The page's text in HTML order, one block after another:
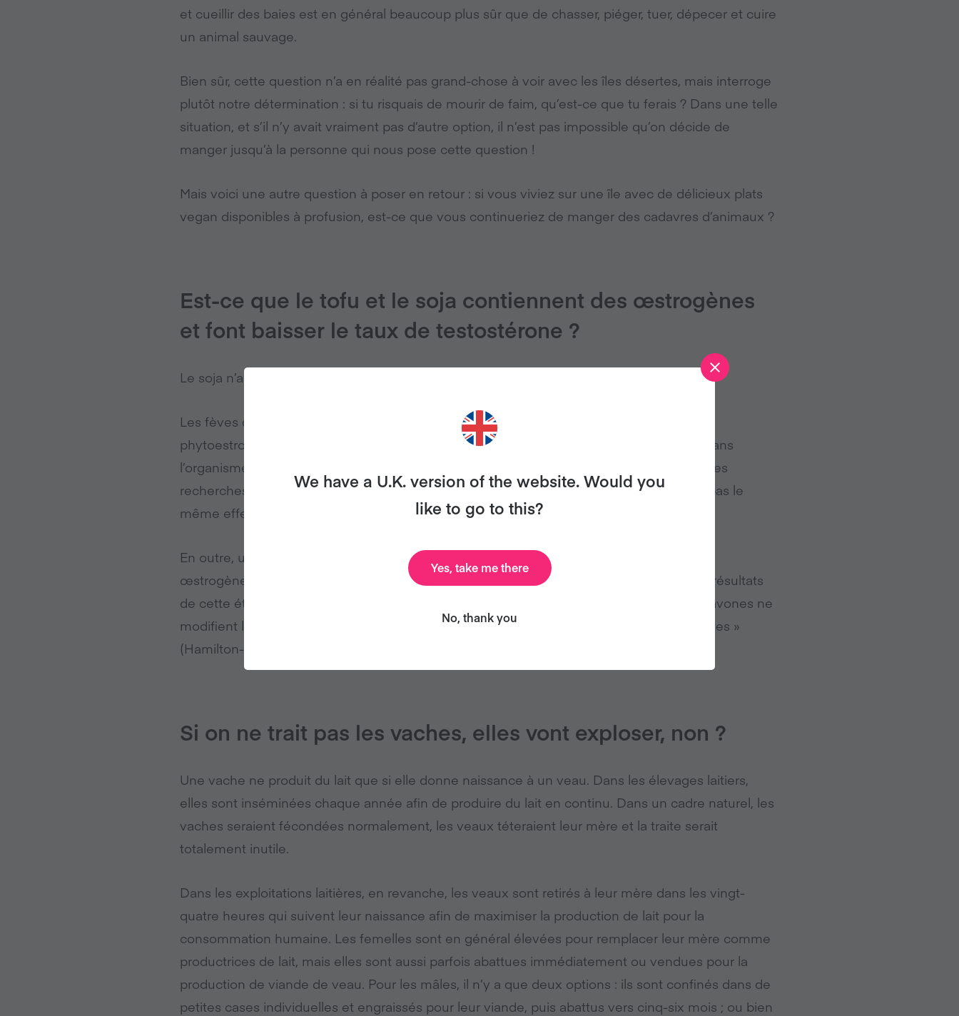
et cueillir des baies est en général beaucoup plus sûr que de chasser, piéger, tuer, dépecer et cuire
un animal sauvage.
Bien sûr, cette question n’a en réalité pas grand-chose à voir avec les îles désertes, mais interroge
plutôt notre détermination : si tu risquais de mourir de faim, qu’est-ce que tu ferais ? Dans une telle
situation, et s’il n’y avait vraiment pas d’autre option, il n’est pas impossible qu’on décide de
manger jusqu’à la personne qui nous pose cette question !
Mais voici une autre question à poser en retour : si vous viviez sur une île avec de délicieux plats
vegan disponibles à profusion, est-ce que vous continueriez de manger des cadavres d’animaux ?
Est-ce que le tofu et le soja contiennent des œstrogènes
et font baisser le taux de testostérone ?
Le soja n’a pas d’effet connu sur le taux de testostérone chez les hommes.
Les fèves de soja contiennent des isoflavones, qui font partie de ce qu’on appelle les
phytoestrogènes. Les isoflavones se lient aux mêmes récepteurs que les œstrogènes dans
l’organisme, et c’est de là qu’est née cette idée reçue sur le tofu et le soja. Cependant, des
recherches ont confirmé que les isoflavones sont différentes des œstrogènes, et n’ont pas le
même effet sur le corps.
En outre, une étude de 2010 a cherché à savoir si le soja avait des effets similaires aux
œstrogènes chez les hommes et abaissait les niveaux de testostérone disponibles. Les résultats
de cette étude « suggèrent que ni les aliments à base de soja ni les suppléments d’isoflavones ne
modifient les mesures des concentrations de testostérone biodisponible chez les hommes »
(Hamilton-Reeves JM, et al.).
Si on ne trait pas les vaches, elles vont exploser, non ?
Une vache ne produit du lait que si elle donne naissance à un veau. Dans les élevages laitiers,
elles sont inséminées chaque année afin de produire du lait en continu. Dans un cadre naturel, les
vaches seraient fécondées normalement, les veaux téteraient leur mère et la traite serait
totalement inutile.
Dans les exploitations laitières, en revanche, les veaux sont retirés à leur mère dans les vingt-
quatre heures qui suivent leur naissance afin de maximiser la production de lait pour la
consommation humaine. Les femelles sont en général élevées pour remplacer leur mère comme
productrices de lait, mais elles sont aussi parfois abattues immédiatement ou vendues pour la
production de viande de veau. Pour les mâles, il n’y a que deux options : ils sont confinés dans de
petites cases individuelles et engraissés pour leur viande, puis abattus vers cinq-six mois ; ou bien
We have a U.K. version of the website. Would you
like to go to this?
Yes, take me there
No, thank you